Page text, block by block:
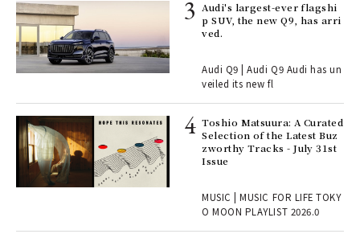
Audi's largest-ever flagshi
p SUV, the new Q9, has arri
ved.
Audi Q9 | Audi Q9 Audi has un
veiled its new fl
Toshio Matsuura: A Curated
Selection of the Latest Buz
zworthy Tracks - July 31st
Issue
MUSIC | MUSIC FOR LIFE TOKY
O MOON PLAYLIST 2026.0